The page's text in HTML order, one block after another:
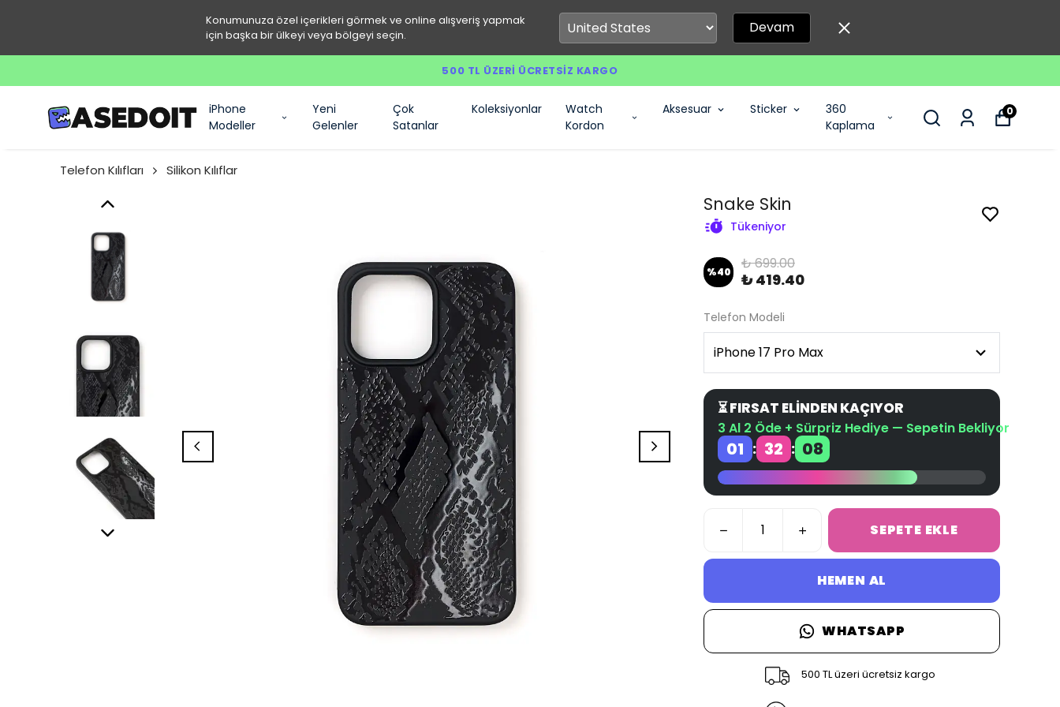
Konumunuza özel içerikleri görmek ve online alışveriş yapmak
için başka bir ülkeyi veya bölgeyi seçin.
Devam
500 TL ÜZERI ÜCRETSIZ KARGO
iPhone
Modeller
Yeni
Gelenler
Çok
Satanlar
Koleksiyonlar
Watch
Kordon
Aksesuar Sticker
360
Kaplama
0
Telefon Kılıfları Silikon Kılıflar
Snake Skin
Tükeniyor
%40 ₺ 699.00
₺ 419.40
Telefon Modeli
⏳ FIRSAT ELİNDEN KAÇIYOR
3 Al 2 Öde + Sürpriz Hediye — Sepetin Bekliyor
01 : 32 : 07
SEPETE EKLE
HEMEN AL
WHATSAPP
500 TL üzeri ücretsiz kargo